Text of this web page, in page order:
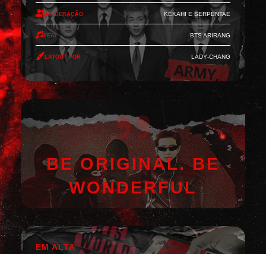
Moderação Kekahi e Serpentae
Feat BTS Arirang
Layout por Lady-Chang
BE ORIGINAL. BE
WONDERFUL
EM ALTA